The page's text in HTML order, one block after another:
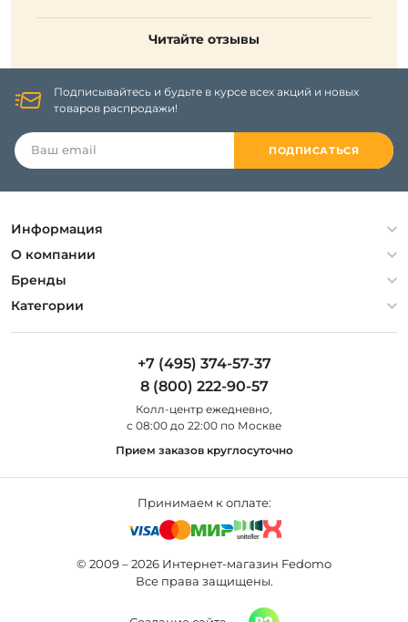
Читайте отзывы
Подписывайтесь и будьте в курсе всех акций и новых
товаров распродажи!
ПОДПИСАТЬСЯ
Информация
Политика конфиденциальности
Гарантия
Оплата и доставка
О компании
О компании
Контакты
Бренды
Artelamp
Категории
Люстры
Уличные светильники
+7 (495) 374-57-37
8 (800) 222-90-57
Колл-центр eжедневно,
с 08:00 до 22:00 по Москве
Прием заказов круглосуточно
Принимаем к оплате:
© 2009 – 2026 Интернет-магазин Fedomo
Все права защищены.